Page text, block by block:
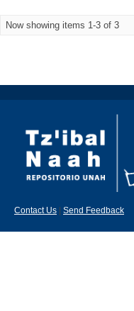
Now showing items 1-3 of 3
Contact Us Send Feedback